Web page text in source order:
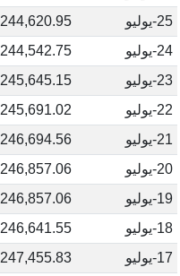
25-يوليو
244,620.95 درهم إماراتي
24-يوليو
244,542.75 درهم إماراتي
23-يوليو
245,645.15 درهم إماراتي
22-يوليو
245,691.02 درهم إماراتي
21-يوليو
246,694.56 درهم إماراتي
20-يوليو
246,857.06 درهم إماراتي
19-يوليو
246,857.06 درهم إماراتي
18-يوليو
246,641.55 درهم إماراتي
17-يوليو
247,455.83 درهم إماراتي